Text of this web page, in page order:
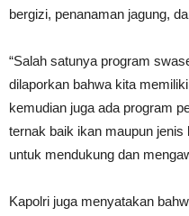
bergizi, penanaman jagung,
“Salah satunya program
dilaporkan bahwa kita
kemudian juga ada program
ternak baik ikan maupun
untuk mendukung dan
Kapolri juga menyatakan